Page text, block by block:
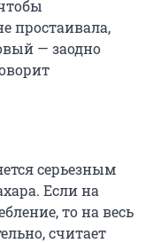
простаивала,
— заодно
серьезным
Если на
то на весь
считает